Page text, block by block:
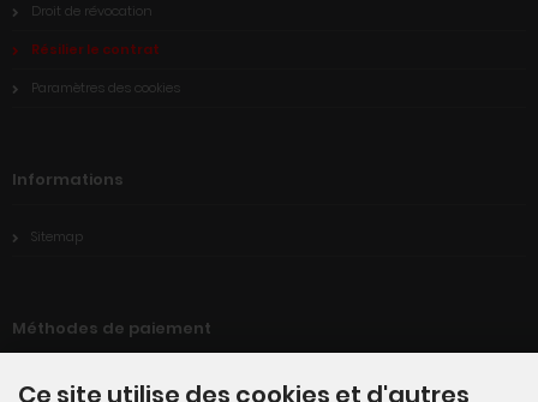
Droit de révocation
Résilier le contrat
Paramètres des cookies
Informations
Sitemap
Méthodes de paiement
Ce site utilise des cookies et d'autres